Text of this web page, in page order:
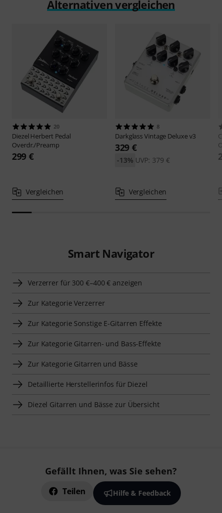
Alternativen vergleichen
20
Diezel Herbert Pedal
Overdr./Preamp
299 €
Vergleichen
8
DarkglassVintage Deluxe v3
329 €
UVP: 379 €
-13%
Vergleichen
Smart Navigator
Verzerrer für 300 €–400 € anzeigen
Zur Kategorie Verzerrer
Zur Kategorie Sonstige E-Gitarren Effekte
Zur Kategorie Gitarren- und Bass-Effekte
Zur Kategorie Gitarren und Bässe
Detaillierte Herstellerinfos für Diezel
Diezel Gitarren und Bässe zur Übersicht
Gefällt Ihnen, was Sie sehen?
Teilen Hilfe & Feedback